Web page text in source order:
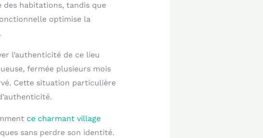
des habitations, tandis que
optimise la
l’authenticité de ce lieu
fermée plusieurs mois
Cette situation particulière
ce charmant village
sans perdre son identité.